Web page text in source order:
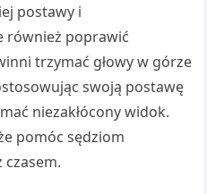
postawy i
również poprawić
trzymać głowy w górze
swoją postawę
niezakłócony widok.
pomóc sędziom
czasem.